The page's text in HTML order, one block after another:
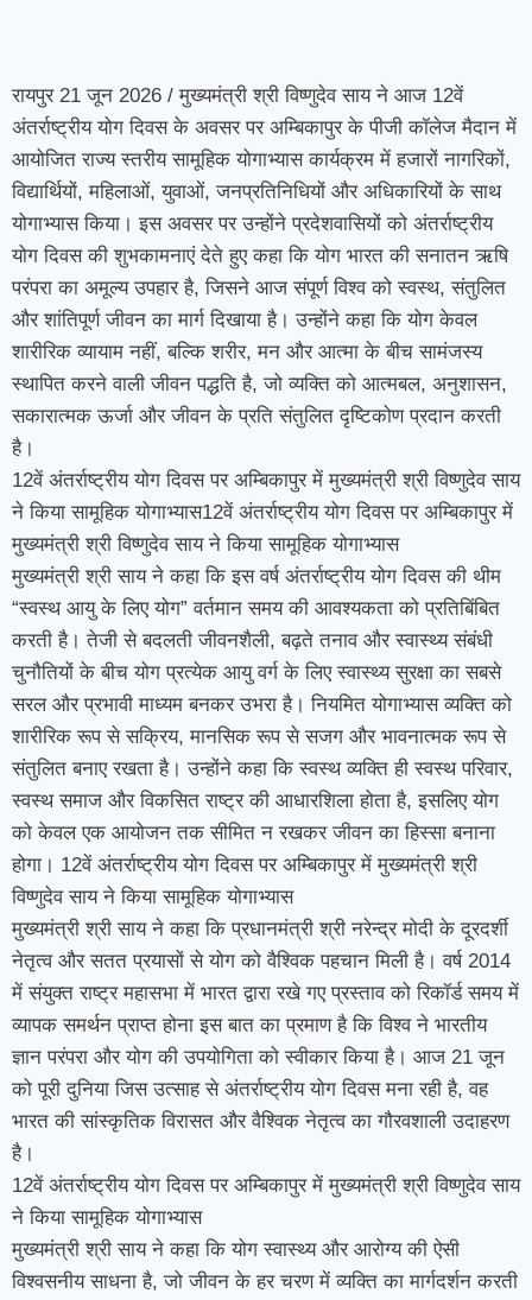
रायपुर 21 जून 2026 / मुख्यमंत्री श्री विष्णुदेव साय ने आज 12वें
अंतर्राष्ट्रीय योग दिवस के अवसर पर अम्बिकापुर के पीजी कॉलेज मैदान में
आयोजित राज्य स्तरीय सामूहिक योगाभ्यास कार्यक्रम में हजारों नागरिकों,
विद्यार्थियों, महिलाओं, युवाओं, जनप्रतिनिधियों और अधिकारियों के साथ
योगाभ्यास किया। इस अवसर पर उन्होंने प्रदेशवासियों को अंतर्राष्ट्रीय
योग दिवस की शुभकामनाएं देते हुए कहा कि योग भारत की सनातन ऋषि
परंपरा का अमूल्य उपहार है, जिसने आज संपूर्ण विश्व को स्वस्थ, संतुलित
और शांतिपूर्ण जीवन का मार्ग दिखाया है। उन्होंने कहा कि योग केवल
शारीरिक व्यायाम नहीं, बल्कि शरीर, मन और आत्मा के बीच सामंजस्य
स्थापित करने वाली जीवन पद्धति है, जो व्यक्ति को आत्मबल, अनुशासन,
सकारात्मक ऊर्जा और जीवन के प्रति संतुलित दृष्टिकोण प्रदान करती
है।
12वें अंतर्राष्ट्रीय योग दिवस पर अम्बिकापुर में मुख्यमंत्री श्री विष्णुदेव साय
ने किया सामूहिक योगाभ्यास12वें अंतर्राष्ट्रीय योग दिवस पर अम्बिकापुर में
मुख्यमंत्री श्री विष्णुदेव साय ने किया सामूहिक योगाभ्यास
मुख्यमंत्री श्री साय ने कहा कि इस वर्ष अंतर्राष्ट्रीय योग दिवस की थीम
“स्वस्थ आयु के लिए योग” वर्तमान समय की आवश्यकता को प्रतिबिंबित
करती है। तेजी से बदलती जीवनशैली, बढ़ते तनाव और स्वास्थ्य संबंधी
चुनौतियों के बीच योग प्रत्येक आयु वर्ग के लिए स्वास्थ्य सुरक्षा का सबसे
सरल और प्रभावी माध्यम बनकर उभरा है। नियमित योगाभ्यास व्यक्ति को
शारीरिक रूप से सक्रिय, मानसिक रूप से सजग और भावनात्मक रूप से
संतुलित बनाए रखता है। उन्होंने कहा कि स्वस्थ व्यक्ति ही स्वस्थ परिवार,
स्वस्थ समाज और विकसित राष्ट्र की आधारशिला होता है, इसलिए योग
को केवल एक आयोजन तक सीमित न रखकर जीवन का हिस्सा बनाना
होगा। 12वें अंतर्राष्ट्रीय योग दिवस पर अम्बिकापुर में मुख्यमंत्री श्री
विष्णुदेव साय ने किया सामूहिक योगाभ्यास
मुख्यमंत्री श्री साय ने कहा कि प्रधानमंत्री श्री नरेन्द्र मोदी के दूरदर्शी
नेतृत्व और सतत प्रयासों से योग को वैश्विक पहचान मिली है। वर्ष 2014
में संयुक्त राष्ट्र महासभा में भारत द्वारा रखे गए प्रस्ताव को रिकॉर्ड समय में
व्यापक समर्थन प्राप्त होना इस बात का प्रमाण है कि विश्व ने भारतीय
ज्ञान परंपरा और योग की उपयोगिता को स्वीकार किया है। आज 21 जून
को पूरी दुनिया जिस उत्साह से अंतर्राष्ट्रीय योग दिवस मना रही है, वह
भारत की सांस्कृतिक विरासत और वैश्विक नेतृत्व का गौरवशाली उदाहरण
है।
12वें अंतर्राष्ट्रीय योग दिवस पर अम्बिकापुर में मुख्यमंत्री श्री विष्णुदेव साय
ने किया सामूहिक योगाभ्यास
मुख्यमंत्री श्री साय ने कहा कि योग स्वास्थ्य और आरोग्य की ऐसी
विश्वसनीय साधना है, जो जीवन के हर चरण में व्यक्ति का मार्गदर्शन करती